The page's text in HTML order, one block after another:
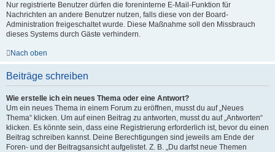
Nur registrierte Benutzer dürfen die foreninterne E-Mail-Funktion für
Nachrichten an andere Benutzer nutzen, falls diese von der Board-
Administration freigeschaltet wurde. Diese Maßnahme soll den Missbrauch
dieses Systems durch Gäste verhindern.
Nach oben
Beiträge schreiben
Wie erstelle ich ein neues Thema oder eine Antwort?
Um ein neues Thema in einem Forum zu eröffnen, musst du auf „Neues
Thema“ klicken. Um auf einen Beitrag zu antworten, musst du auf „Antworten“
klicken. Es könnte sein, dass eine Registrierung erforderlich ist, bevor du einen
Beitrag schreiben kannst. Deine Berechtigungen sind jeweils am Ende der
Foren- und der Beitragsansicht aufgelistet. Z. B. „Du darfst neue Themen